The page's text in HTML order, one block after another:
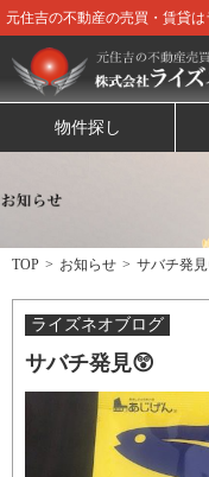
元住吉の不動産の売買・賃貸
物件探し
TOP お知らせ サバチ発
ライズネオブログ
サバチ発見😲